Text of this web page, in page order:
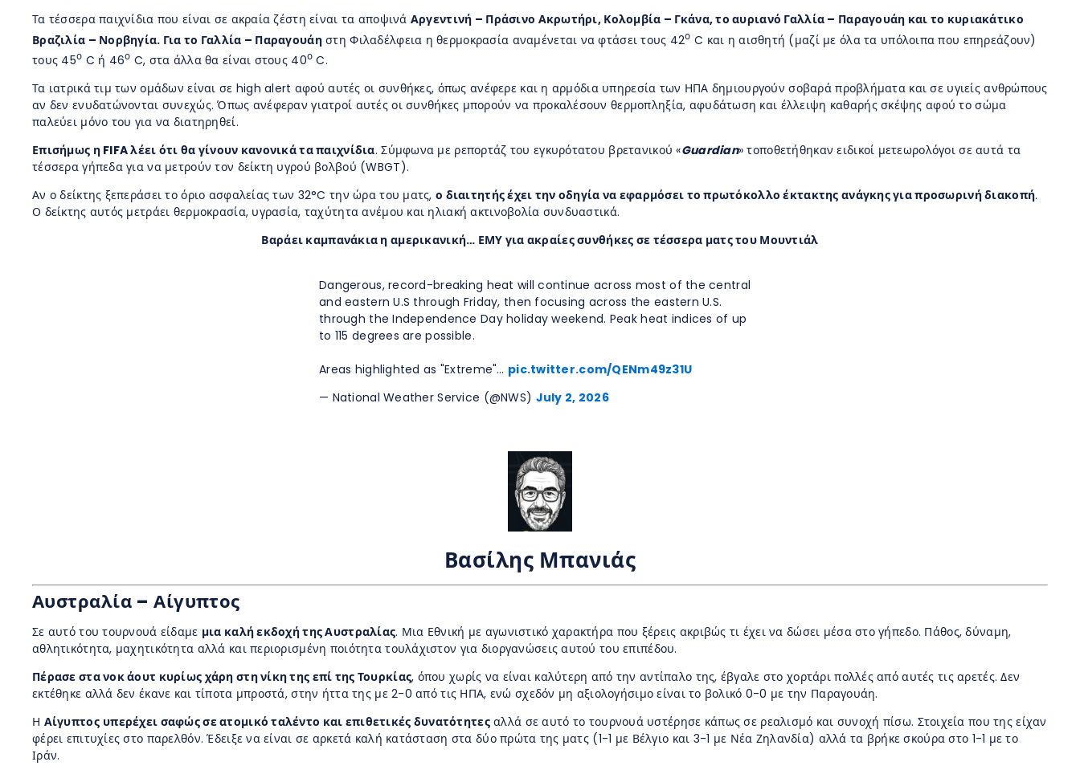
Τα τέσσερα παιχνίδια που είναι σε ακραία ζέστη είναι τα αποψινά Αργεντινή – Πράσινο Ακρωτήρι, Κολομβία – Γκάνα, το αυριανό Γαλλία – Παραγουάη και το κυριακάτικο
Βραζιλία – Νορβηγία. Για το Γαλλία – Παραγουάηστη Φιλαδέλφεια η θερμοκρασία αναμένεται να φτάσει τους 42ο C και η αισθητή (μαζί με όλα τα υπόλοιπα που επηρεάζουν)
τους 45ο C ή 46ο C, στα άλλα θα είναι στους 40ο C.
Τα ιατρικά τιμ των ομάδων είναι σε high alert αφού αυτές οι συνθήκες, όπως ανέφερε και η αρμόδια υπηρεσία των ΗΠΑ δημιουργούν σοβαρά προβλήματα και σε υγιείς ανθρώπους
αν δεν ενυδατώνονται συνεχώς. Όπως ανέφεραν γιατροί αυτές οι συνθήκες μπορούν να προκαλέσουν θερμοπληξία, αφυδάτωση και έλλειψη καθαρής σκέψης αφού το σώμα
παλεύει μόνο του για να διατηρηθεί.
Επισήμως η FIFA λέει ότι θα γίνουν κανονικά τα παιχνίδια. Σύμφωνα με ρεπορτάζ του εγκυρότατου βρετανικού «Guardian» τοποθετήθηκαν ειδικοί μετεωρολόγοι σε αυτά τα
τέσσερα γήπεδα για να μετρούν τον δείκτη υγρού βολβού (WBGT).
Αν ο δείκτης ξεπεράσει το όριο ασφαλείας των 32°C την ώρα του ματς,ο διαιτητής έχει την οδηγία να εφαρμόσει το πρωτόκολλο έκτακτης ανάγκης για προσωρινή διακοπή.
Ο δείκτης αυτός μετράει θερμοκρασία, υγρασία, ταχύτητα ανέμου και ηλιακή ακτινοβολία συνδυαστικά.
Βαράει καμπανάκια η αμερικανική… ΕΜΥ για ακραίες συνθήκες σε τέσσερα ματς του Μουντιάλ
Dangerous, record-breaking heat will continue across most of the central
and eastern U.S through Friday, then focusing across the eastern U.S.
through the Independence Day holiday weekend. Peak heat indices of up
to 115 degrees are possible.
Areas highlighted as "Extreme"… pic.twitter.com/QENm49z31U
— National Weather Service (@NWS) July 2, 2026
Βασίλης Μπανιάς
Αυστραλία – Αίγυπτος
Σε αυτό του τουρνουά είδαμε μια καλή εκδοχή της Αυστραλίας. Μια Εθνική με αγωνιστικό χαρακτήρα που ξέρεις ακριβώς τι έχει να δώσει μέσα στο γήπεδο. Πάθος, δύναμη,
αθλητικότητα, μαχητικότητα αλλά και περιορισμένη ποιότητα τουλάχιστον για διοργανώσεις αυτού του επιπέδου.
Πέρασε στα νοκ άουτ κυρίως χάρη στη νίκη της επί της Τουρκίας, όπου χωρίς να είναι καλύτερη από την αντίπαλο της, έβγαλε στο χορτάρι πολλές από αυτές τις αρετές. Δεν
εκτέθηκε αλλά δεν έκανε και τίποτα μπροστά, στην ήττα της με 2-0 από τις ΗΠΑ, ενώ σχεδόν μη αξιολογήσιμο είναι το βολικό 0-0 με την Παραγουάη.
Η Αίγυπτος υπερέχει σαφώς σε ατομικό ταλέντο και επιθετικές δυνατότητεςαλλά σε αυτό το τουρνουά υστέρησε κάπως σε ρεαλισμό και συνοχή πίσω. Στοιχεία που της είχαν
φέρει επιτυχίες στο παρελθόν. Έδειξε να είναι σε αρκετά καλή κατάσταση στα δύο πρώτα της ματς (1-1 με Βέλγιο και 3-1 με Νέα Ζηλανδία) αλλά τα βρήκε σκούρα στο 1-1 με το
Ιράν.